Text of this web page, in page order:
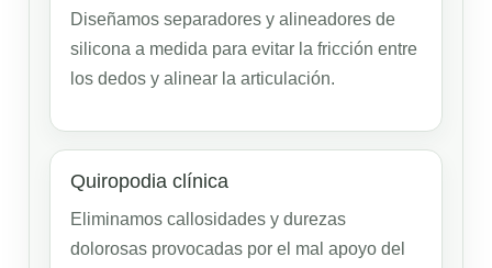
Diseñamos separadores y alineadores de
silicona a medida para evitar la fricción entre
los dedos y alinear la articulación.
Quiropodia clínica
Eliminamos callosidades y durezas
dolorosas provocadas por el mal apoyo del